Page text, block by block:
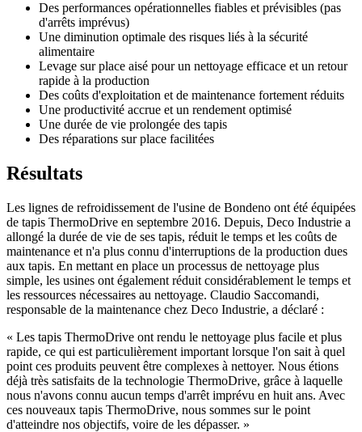
Des performances opérationnelles fiables et prévisibles (pas
d'arrêts imprévus)
Une diminution optimale des risques liés à la sécurité
alimentaire
Levage sur place aisé pour un nettoyage efficace et un retour
rapide à la production
Des coûts d'exploitation et de maintenance fortement réduits
Une productivité accrue et un rendement optimisé
Une durée de vie prolongée des tapis
Des réparations sur place facilitées
Résultats
Les lignes de refroidissement de l'usine de Bondeno ont été équipées
de tapis ThermoDrive en septembre 2016. Depuis, Deco Industrie a
allongé la durée de vie de ses tapis, réduit le temps et les coûts de
maintenance et n'a plus connu d'interruptions de la production dues
aux tapis. En mettant en place un processus de nettoyage plus
simple, les usines ont également réduit considérablement le temps et
les ressources nécessaires au nettoyage. Claudio Saccomandi,
responsable de la maintenance chez Deco Industrie, a déclaré :
« Les tapis ThermoDrive ont rendu le nettoyage plus facile et plus
rapide, ce qui est particulièrement important lorsque l'on sait à quel
point ces produits peuvent être complexes à nettoyer. Nous étions
déjà très satisfaits de la technologie ThermoDrive, grâce à laquelle
nous n'avons connu aucun temps d'arrêt imprévu en huit ans. Avec
ces nouveaux tapis ThermoDrive, nous sommes sur le point
d'atteindre nos objectifs, voire de les dépasser. »